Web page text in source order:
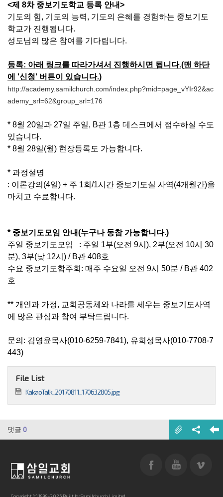
<제 8차 중보기도학교 등록 안내>
기도의 힘, 기도의 능력, 기도의 은혜를 경험하는 중보기도
학교가 진행됩니다.
성도님의 많은 참여를 기다립니다.
등록: 아래 링크를 따라가셔서 진행하시면 됩니다.(맨 하단
에 '신청' 버튼이 있습니다.)
http://academy.samilchurch.com/index.php?mid=page_vYIr92&ac
ademy_srl=62&group_srl=176
* 8월 20일과 27일 주일, B관 1층 데스크에서 접수하실 수도
있습니다.
* 8월 28일(월) 현장등록도 가능합니다.
* 과정설명
: 이론강의(4일) + 주 1회/1시간 중보기도실 사역(4개월간)을
마치고 수료합니다.
* 중보기도모임 안내(누구나 동참 가능합니다.)
주일 중보기도모임 : 주일 1부(오전 9시), 2부(오전 10시 30
분), 3부(낮 12시) / B관 408호
수요 중보기도합주회: 매주 수요일 오전 9시 50분 / B관 402
호
** 개인과 가정, 교회공동체와 나라를 세우는 중보기도사역
에 많은 관심과 참여 부탁드립니다.
문의: 김영윤목사(010-6259-7841), 유희성목사(010-7708-7
443)
File List
KakaoTalk_20170811_170632805.jpg
댓글 0